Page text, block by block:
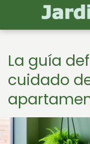
La guía
cuidado